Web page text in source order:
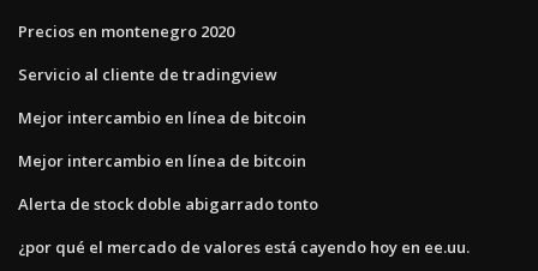
Precios en montenegro 2020
Servicio al cliente de tradingview
Mejor intercambio en línea de bitcoin
Mejor intercambio en línea de bitcoin
Alerta de stock doble abigarrado tonto
¿por qué el mercado de valores está cayendo hoy en ee.uu.